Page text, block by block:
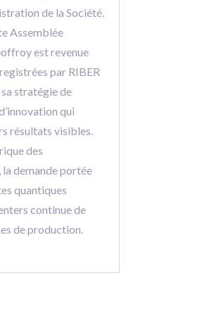
de la Société.
Assemblée
est revenue
par RIBER
sa stratégie de
qui
résultats visibles.
des
demande portée
quantiques
continue de
de production.